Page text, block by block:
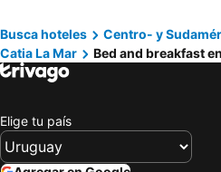
Busca hoteles Centro- y
Catia La Mar
Bed and breakfast
Elige tu país